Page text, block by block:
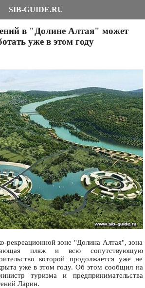
SIB-GUIDE.RU
в "Долине Алтая" может
уже в этом году
рекреационной зоне "Долина Алтая", зона
пляж и всю сопутствующую
которой продолжается уже не
уже в этом году. Об этом сообщил на
туризма и предпринимательства
Ларин.